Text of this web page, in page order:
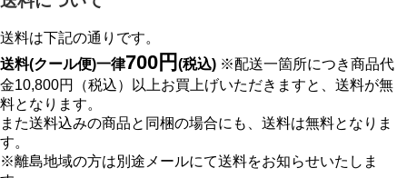
送料は下記の通りです。
送料(クール便)一律700円 (税込) ※配送一箇所につき商品代
金10,800円（税込）以上お買上げいただきますと、送料が無
料となります。
また送料込みの商品と同梱の場合にも、送料は無料となりま
す。
※離島地域の方は別途メールにて送料をお知らせいたしま